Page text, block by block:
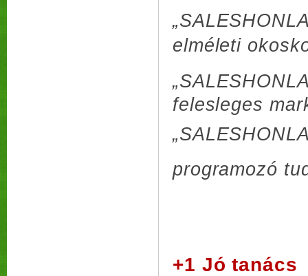
elméleti
felesleges
programozó
+1 Jó tanács